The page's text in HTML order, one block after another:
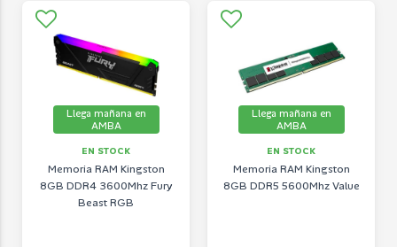
Llega mañana en
AMBA
EN STOCK
Memoria RAM Kingston
8GB DDR4 3600Mhz Fury
Beast RGB
Llega mañana en
AMBA
EN STOCK
Memoria RAM Kingston
8GB DDR5 5600Mhz Value